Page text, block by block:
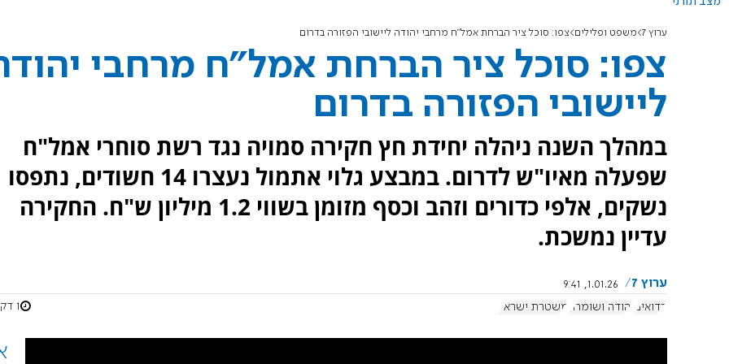
ערוץ 7 משפט ופלילים צפו: סוכל ציר הברחת אמל"ח מרחבי יהודה ליישובי הפזורה בדרום
צפו: סוכל ציר הברחת אמל"ח מרחבי
ליישובי הפזורה בדרום
במהלך השנה ניהלה יחידת חץ חקירה סמויה נגד רשת סוחרי אמל"ח
שפעלה מאיו"ש לדרום. במבצע גלוי אתמול נעצרו 14 חשודים, נתפסו
נשקים, אלפי כדורים וזהב וכסף מזומן בשווי 1.2 מיליון ש"ח. החקירה
עדיין נמשכת.
ערוץ 7
1.01.26, 9:41
בדואים
יהודה ושומרון משטרת ישראל 1 דקות